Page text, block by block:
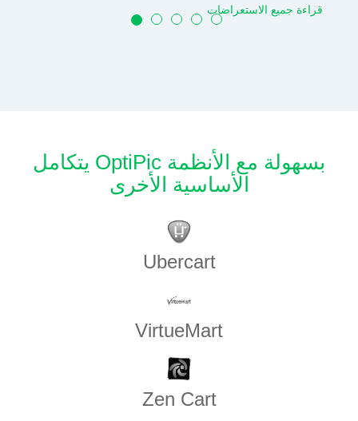
قراءة جميع الاستعراضات
يتكامل OptiPic بسهولة مع الأنظمة
الأساسية الأخرى
Ubercart
VirtueMart
Zen​ ​Cart